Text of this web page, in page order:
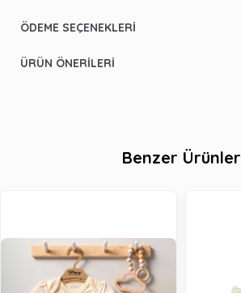
ÖDEME SEÇENEKLERI
ÜRÜN ÖNERILERI
Benzer Ürünler